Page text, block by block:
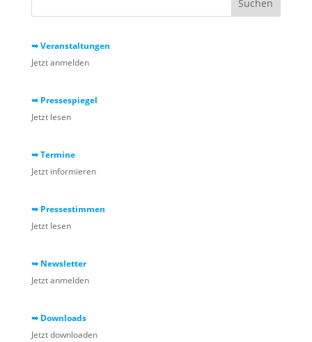
➥ Veranstaltungen
Jetzt anmelden
➥ Pressespiegel
Jetzt lesen
➥ Termine
Jetzt informieren
➥ Pressestimmen
Jetzt lesen
➥ Newsletter
Jetzt anmelden
➥ Downloads
Jetzt downloaden